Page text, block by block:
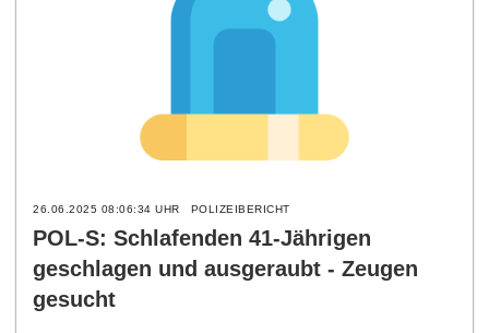
26.06.2025 08:06:34 UHR POLIZEIBERICHT
POL-S: Schlafenden 41-Jährigen
geschlagen und ausgeraubt - Zeugen
gesucht